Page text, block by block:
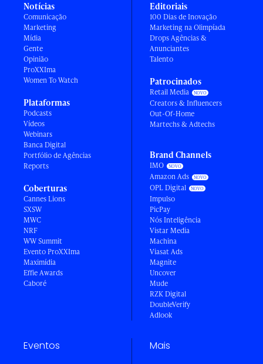
Notícias
Comunicação
Marketing
Mídia
Gente
Opinião
ProXXIma
Women To Watch
Plataformas
Podcasts
Vídeos
Webinars
Banca Digital
Portfólio de Agências
Reports
Coberturas
Cannes Lions
SXSW
MWC
NRF
WW Summit
Evento ProXXIma
Maximídia
Effie Awards
Caboré
Editoriais
100 Dias de Inovação
Marketing na Olimpíada
Drops Agências &
Anunciantes
Talento
Patrocinados
Retail Media
Creators & Influencers
Out-Of-Home
Martechs & Adtechs
Brand Channels
IMO
Amazon Ads
OPL Digital
Impulso
PicPay
Nós Inteligência
Vistar Media
Machina
Viasat Ads
Magnite
Uncover
Mude
RZK Digital
DoubleVerify
Adlook
Eventos Mais